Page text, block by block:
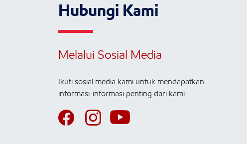
Hubungi Kami
Melalui Sosial Media
Ikuti sosial media kami untuk mendapatkan
informasi-informasi penting dari kami